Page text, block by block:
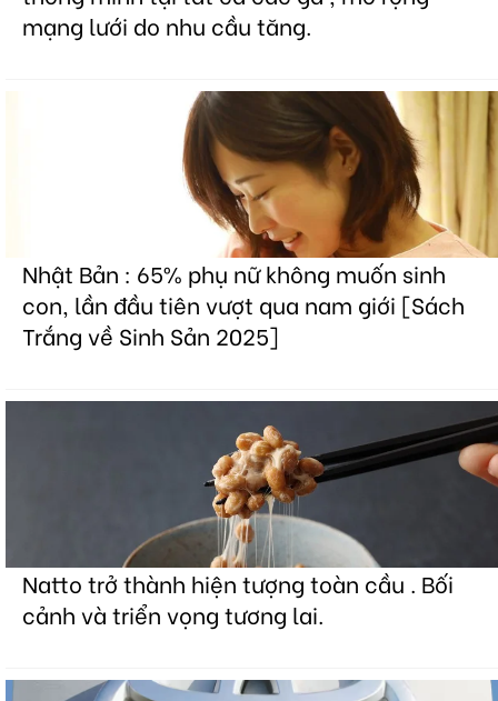
mạng lưới do nhu cầu tăng.
Nhật Bản : 65% phụ nữ không muốn sinh
con, lần đầu tiên vượt qua nam giới [Sách
Trắng về Sinh Sản 2025]
Natto trở thành hiện tượng toàn cầu . Bối
cảnh và triển vọng tương lai.